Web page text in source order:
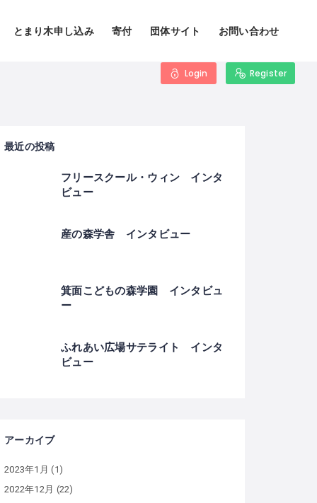
とまり木申し込み 寄付 団体サイト お問い合わせ
Login Register
最近の投稿
フリースクール・ウィン インタ
ビュー
産の森学舎 インタビュー
箕面こどもの森学園 インタビュ
ー
ふれあい広場サテライト インタ
ビュー
アーカイブ
2023年1月 (1)
2022年12月 (22)